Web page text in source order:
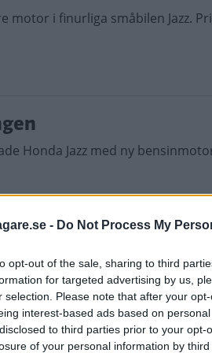
- Do Not Process My
opt-out of the sale, sharing to third
for targeted advertising by us,
selection. Please note that after your
interest-based ads based on
to third parties prior to your
of your personal information by
motor i finurliga småbilen Jazz.
Honda Jazz med ny
Baleno (2016)
har småbilar blivit heta.
Jazz 1,3 och uppdaterade Seat